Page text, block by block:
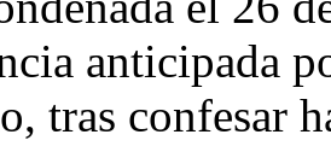
anticipada
tras confesar